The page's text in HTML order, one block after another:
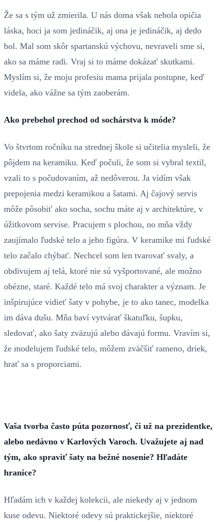
Že sa s tým už zmierila. U nás doma však nebola opičia
láska, hoci ja som jedináčik, aj ona je jedináčik, aj dedo
bol. Mal som skôr spartanskú výchovu, nevraveli sme si,
ako sa máme radi. Vraj si to máme dokázať skutkami.
Myslím si, že moju profesiu mama prijala postupne, keď
videla, ako vážne sa tým zaoberám.
Ako prebehol prechod od sochárstva k móde?
Vo štvrtom ročníku na strednej škole si učitelia mysleli, že
pôjdem na keramiku. Keď počuli, že som si vybral textil,
vzali to s počudovaním, až nedôverou. Ja vidím však
prepojenia medzi keramikou a šatami. Aj čajový servis
môže pôsobiť ako socha, sochu máte aj v architektúre, v
úžitkovom servise. Pracujem s plochou, no mňa vždy
zaujímalo ľudské telo a jeho figúra. V keramike mi ľudské
telo začalo chýbať. Nechcel som len tvarovať svaly, a
obdivujem aj telá, ktoré nie sú vyšportované, ale možno
obézne, staré. Každé telo má svoj charakter a význam. Je
inšpirujúce vidieť šaty v pohybe, je to ako tanec, modelka
im dáva dušu. Mňa baví vytvárať škatuľku, šupku,
sledovať, ako šaty zväzujú alebo dávajú formu. Vravím si,
že modelujem ľudské telo, môžem zväčšiť rameno, driek,
hrať sa s proporciami.
Vaša tvorba často púta pozornosť, či už na prezidentke,
alebo nedávno v Karlových Varoch. Uvažujete aj nad
tým, ako spraviť šaty na bežné nosenie? Hľadáte
hranice?
Hľadám ich v každej kolekcii, ale niekedy aj v jednom
kuse odevu. Niektoré odevy sú praktickejšie, niektoré